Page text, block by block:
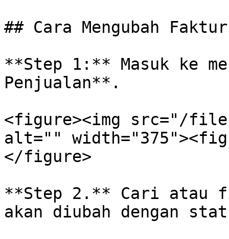
## Cara Mengubah
**Step 1:** Masuk ke
Penjualan**.
<figure><img src="/files/
alt=""
</figure>
**Step 2.** Cari atau
akan diubah dengan